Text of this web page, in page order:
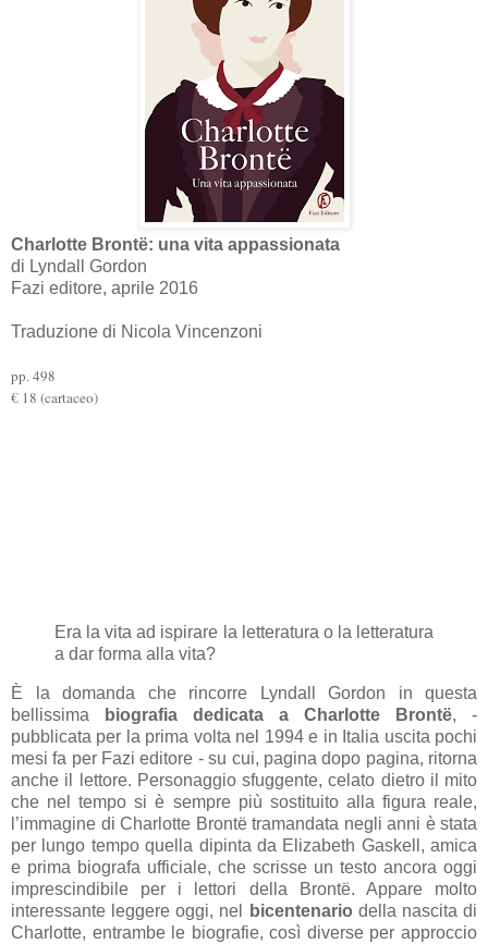
Charlotte Brontë: una vita appassionata
di Lyndall Gordon
Fazi editore, aprile 2016
Traduzione di Nicola Vincenzoni
pp. 498
€ 18 (cartaceo)
Era la vita ad ispirare la letteratura o la letteratura
a dar forma alla vita?
È la domanda che rincorre Lyndall Gordon in questa
bellissima
biografia dedicata a Charlotte Brontë, -
pubblicata per la prima volta nel 1994 e in Italia uscita pochi
mesi fa per Fazi editore - su cui, pagina dopo pagina, ritorna
anche il lettore. Personaggio sfuggente, celato dietro il mito
che nel tempo si è sempre più sostituito alla figura reale,
l’immagine di Charlotte Brontë tramandata negli anni è stata
per lungo tempo quella dipinta da Elizabeth Gaskell, amica
e prima biografa ufficiale, che scrisse un testo ancora oggi
imprescindibile per i lettori della Brontë. Appare molto
interessante leggere oggi, nel
bicentenario della nascita di
Charlotte, entrambe le biografie, così diverse per approccio